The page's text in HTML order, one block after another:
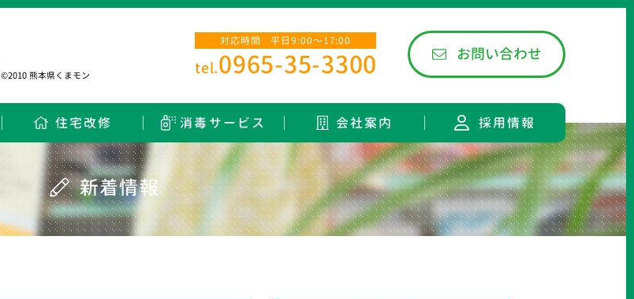
©2010 熊本県くまモン
対応時間 平日9:00〜17:00
tel.0965-35-3300 お問い合わせ
住宅改修 消毒サービス 会社案内 採用情報
新着情報